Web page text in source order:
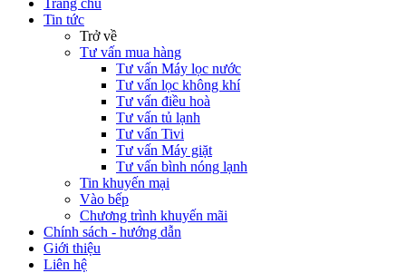
Tin tức
Trở về
Tư vấn mua hàng
Tư vấn Máy lọc nước
Tư vấn lọc không khí
Tư vấn điều hoà
Tư vấn tủ lạnh
Tư vấn Tivi
Tư vấn Máy giặt
Tư vấn bình nóng lạnh
Tin khuyến mại
Vào bếp
Chương trình khuyến mãi
Chính sách - hướng dẫn
Giới thiệu
Liên hệ